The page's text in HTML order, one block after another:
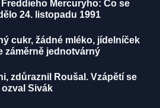
Mercuryho: Co se
24. listopadu 1991
cukr, žádné mléko, jídelníček
záměrně jednotvárný
zdůraznil Roušal. Vzápětí se
ozval Sivák